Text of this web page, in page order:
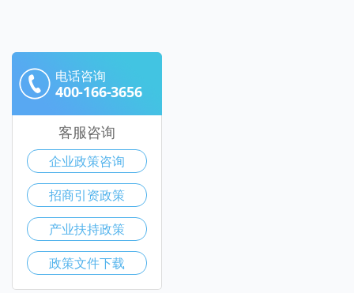
电话咨询
400-166-3656
客服咨询
企业政策咨询
招商引资政策
产业扶持政策
政策文件下载